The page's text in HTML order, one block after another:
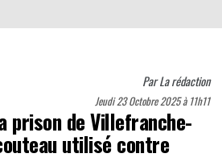
ParLa rédaction
Jeudi 23 Octobre 2025 à 11h11
prison de Villefranche-
utilisé contre